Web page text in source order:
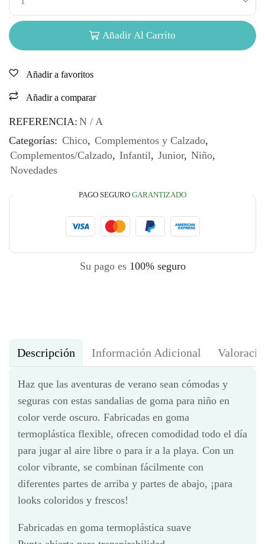
Añadir Al Carrito
Añadir a favoritos
Añadir a comparar
REFERENCIA: N / A
Categorías: Chico, Complementos y Calzado,
Complementos/Calzado, Infantil, Junior, Niño,
Novedades
PAGO SEGURO GARANTIZADO
Su pago es 100% seguro
Descripción Información Adicional
Haz que las aventuras de verano sean cómodas y
seguras con estas sandalias de goma para niño en
color verde oscuro. Fabricadas en goma
termoplástica flexible, ofrecen comodidad todo el día
para jugar al aire libre o para ir a la playa. Con un
color vibrante, se combinan fácilmente con
diferentes partes de arriba y partes de abajo, ¡para
looks coloridos y frescos!
Fabricadas en goma termoplástica suave